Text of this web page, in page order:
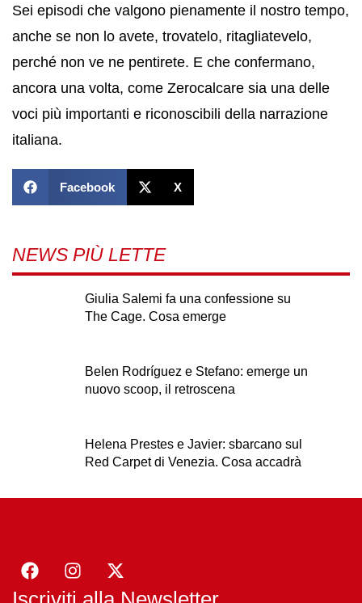
Sei episodi che valgono pienamente il nostro tempo,
anche se non lo avete, trovatelo, ritagliatevelo,
perché non ve ne pentirete. E che confermano,
ancora una volta, come Zerocalcare sia una delle
voci più importanti e riconoscibili della narrazione
italiana.
Facebook X
NEWS PIÙ LETTE
Giulia Salemi fa una confessione su
The Cage. Cosa emerge
Belen Rodríguez e Stefano: emerge un
nuovo scoop, il retroscena
Helena Prestes e Javier: sbarcano sul
Red Carpet di Venezia. Cosa accadrà